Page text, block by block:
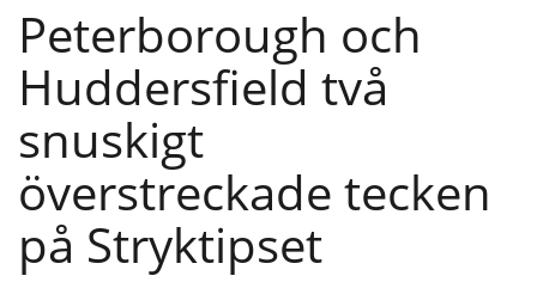
Peterborough och
Huddersfield två
snuskigt
överstreckade tecken
på Stryktipset